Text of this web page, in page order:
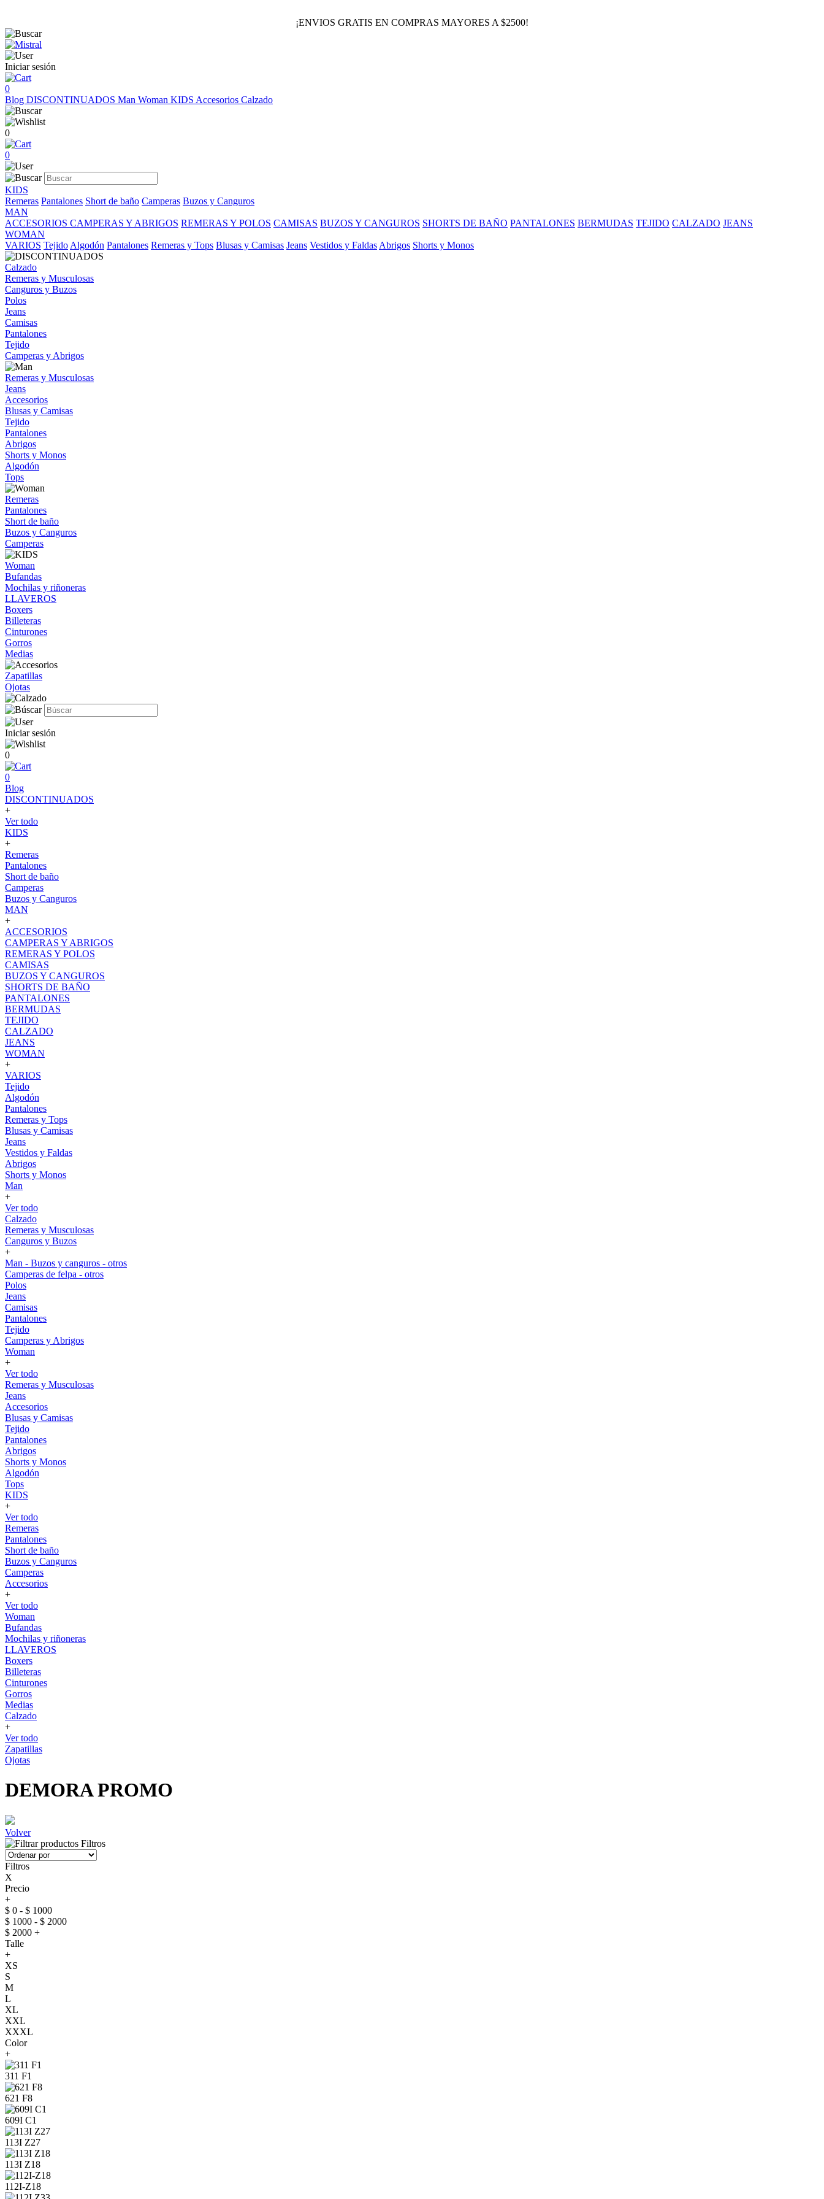
¡ENVIOS GRATIS EN COMPRAS MAYORES A $2500!
Iniciar sesión
0
Blog DISCONTINUADOS Man Woman KIDS Accesorios Calzado
0
0
KIDS
Remeras Pantalones Short de baño Camperas Buzos y Canguros
MAN
ACCESORIOS CAMPERAS Y ABRIGOS REMERAS Y POLOS CAMISAS BUZOS Y CANGUROS SHORTS DE BAÑO PANTALONES BERMUDAS TEJIDO CALZADO JEANS
WOMAN
VARIOS Tejido Algodón Pantalones Remeras y Tops Blusas y Camisas Jeans Vestidos y Faldas Abrigos Shorts y Monos
Calzado
Remeras y Musculosas
Canguros y Buzos
Polos
Jeans
Camisas
Pantalones
Tejido
Camperas y Abrigos
Remeras y Musculosas
Jeans
Accesorios
Blusas y Camisas
Tejido
Pantalones
Abrigos
Shorts y Monos
Algodón
Tops
Remeras
Pantalones
Short de baño
Buzos y Canguros
Camperas
Woman
Bufandas
Mochilas y riñoneras
LLAVEROS
Boxers
Billeteras
Cinturones
Gorros
Medias
Zapatillas
Ojotas
Iniciar sesión
0
0
Blog
DISCONTINUADOS
+
Ver todo
KIDS
+
Remeras
Pantalones
Short de baño
Camperas
Buzos y Canguros
MAN
+
ACCESORIOS
CAMPERAS Y ABRIGOS
REMERAS Y POLOS
CAMISAS
BUZOS Y CANGUROS
SHORTS DE BAÑO
PANTALONES
BERMUDAS
TEJIDO
CALZADO
JEANS
WOMAN
+
VARIOS
Tejido
Algodón
Pantalones
Remeras y Tops
Blusas y Camisas
Jeans
Vestidos y Faldas
Abrigos
Shorts y Monos
Man
+
Ver todo
Calzado
Remeras y Musculosas
Canguros y Buzos
+
Man - Buzos y canguros - otros
Camperas de felpa - otros
Polos
Jeans
Camisas
Pantalones
Tejido
Camperas y Abrigos
Woman
+
Ver todo
Remeras y Musculosas
Jeans
Accesorios
Blusas y Camisas
Tejido
Pantalones
Abrigos
Shorts y Monos
Algodón
Tops
KIDS
+
Ver todo
Remeras
Pantalones
Short de baño
Buzos y Canguros
Camperas
Accesorios
+
Ver todo
Woman
Bufandas
Mochilas y riñoneras
LLAVEROS
Boxers
Billeteras
Cinturones
Gorros
Medias
Calzado
+
Ver todo
Zapatillas
Ojotas
DEMORA PROMO
Volver
Filtros
Filtros
X
Precio
+
$ 0 - $ 1000
$ 1000 - $ 2000
$ 2000 +
Talle
+
XS
S
M
L
XL
XXL
XXXL
Color
+
311 F1
621 F8
609I C1
113I Z27
113I Z18
112I-Z18